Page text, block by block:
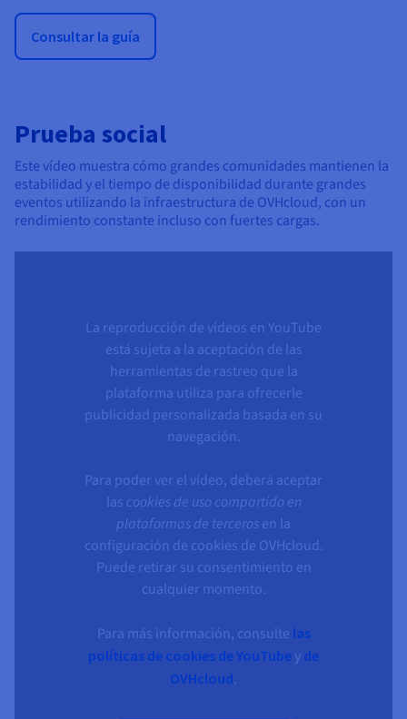
Consultar la guía
Prueba social
Este vídeo muestra cómo grandes comunidades mantienen la
estabilidad y el tiempo de disponibilidad durante grandes
eventos utilizando la infraestructura de OVHcloud, con un
rendimiento constante incluso con fuertes cargas.
La reproducción de vídeos en YouTube
está sujeta a la aceptación de las
herramientas de rastreo que la
plataforma utiliza para ofrecerle
publicidad personalizada basada en su
navegación.
Para poder ver el vídeo, deberá aceptar
las cookies de uso compartido en
plataformas de terceros en la
configuración de cookies de OVHcloud.
Puede retirar su consentimiento en
cualquier momento.
Para más información, consulte las
políticas de cookies de YouTube y de
OVHcloud.